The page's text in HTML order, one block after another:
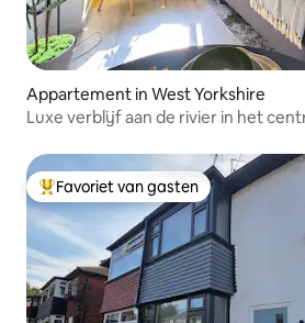
Appartement in West Yorkshire
Luxe verblijf aan de rivier in het
Topfavoriet van gasten
Favoriet van gasten